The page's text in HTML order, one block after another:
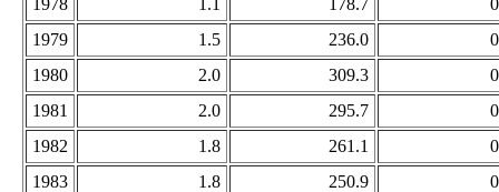
1978 1.1 178.7
1979
1.5 236.0
1980
2.0 309.3
1981
2.0 295.7
1982
1.8 261.1
1983
1.8 250.9